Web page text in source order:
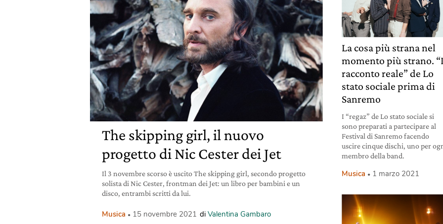
The skipping girl, il nuovo
progetto di Nic Cester dei Jet
Il 3 novembre scorso è uscito The skipping girl, secondo progetto
solista di Nic Cester, frontman dei Jet: un libro per bambini e un
disco, entrambi scritti da lui.
Musica 15 novembre 2021 di Valentina Gambaro
La cosa più strana nel
momento più strano.
racconto reale” de Lo
stato sociale prima di
Sanremo
I “regaz” de Lo stato sociale si
sono preparati a partecipare al
Festival di Sanremo facendo
uscire cinque dischi, uno per
membro della band.
Musica 1 marzo 2021